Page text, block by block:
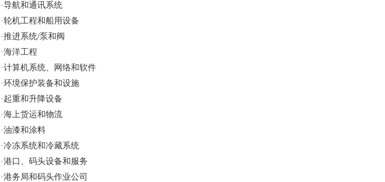
·导航和通讯系统
·轮机工程和船用设备
·推进系统/泵和阀
·海洋工程
·计算机系统、网络和软件
·环境保护装备和设施
·起重和升降设备
·海上货运和物流
·油漆和涂料
·冷冻系统和冷藏系统
·港口、码头设备和服务
·港务局和码头作业公司